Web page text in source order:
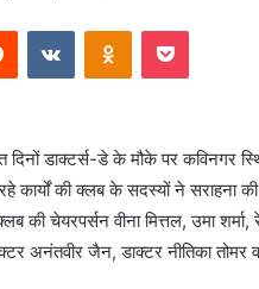
Reddit VKontakteOdnoklassniki
Pocket
गत दिनों डाक्टर्स-डे के मौके पर
कार्यों की क्लब के सदस्यों ने
की चेयरपर्सन वीना मित्तल, उमा
अनंतवीर जैन, डाक्टर नीतिका